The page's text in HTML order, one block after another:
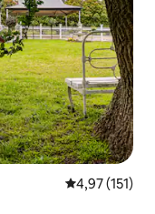
4,97 de uma
4,97 (151)